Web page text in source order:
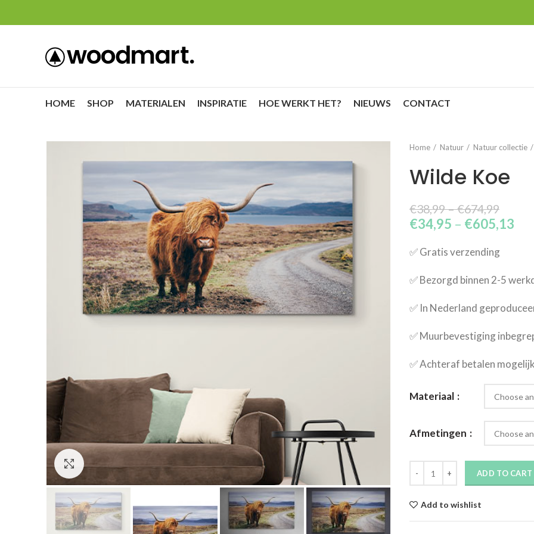
HOME SHOP MATERIALEN INSPIRATIE HOE WERKT HET? NIEUWS CONTACT
Click to enlarge
Home Natuur Natuur collectie
Wilde Koe
€38,99–€674,99
€34,95 – €605,13
✅​ Gratis verzending
✅​ Bezorgd binnen 2-5
✅​ In Nederland
✅​ Muurbevestiging
✅​ Achteraf betalen mogelijk
Materiaal
Afmetingen
ADD TO CART
Add to wishlist